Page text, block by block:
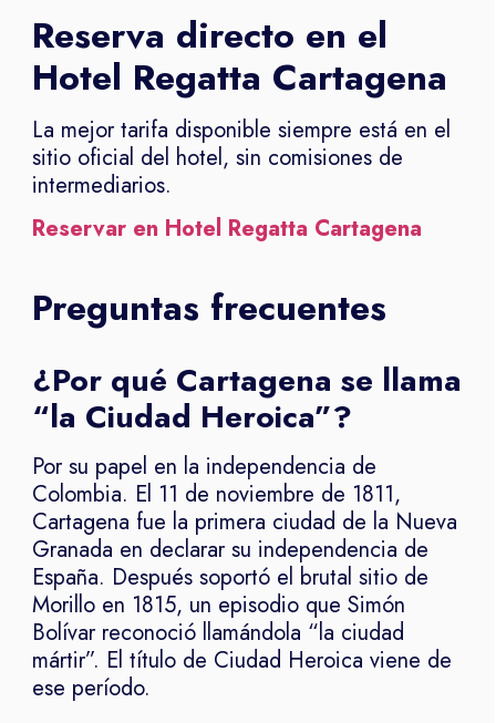
Reserva directo en el
Hotel Regatta Cartagena
La mejor tarifa disponible siempre está en el
sitio oficial del hotel, sin comisiones de
intermediarios.
Reservar en Hotel Regatta Cartagena
Preguntas frecuentes
¿Por qué Cartagena se llama
“la Ciudad Heroica”?
Por su papel en la independencia de
Colombia. El 11 de noviembre de 1811,
Cartagena fue la primera ciudad de la Nueva
Granada en declarar su independencia de
España. Después soportó el brutal sitio de
Morillo en 1815, un episodio que Simón
Bolívar reconoció llamándola “la ciudad
mártir”. El título de Ciudad Heroica viene de
ese período.